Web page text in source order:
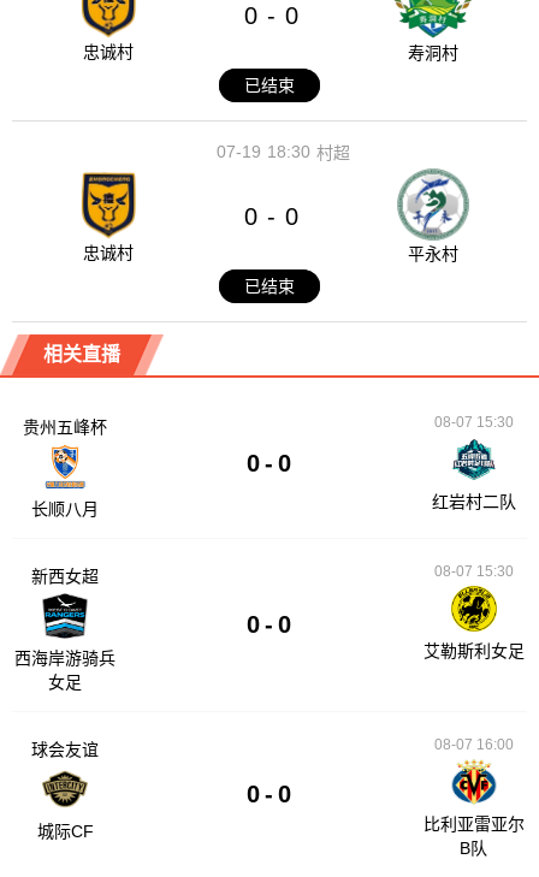
忠诚村
0 - 0
寿洞村
已结束
18:30
07-19 村超
忠诚村
0 - 0
平永村
已结束
相关直播
贵州五峰杯
长顺八月
0 - 0
08-07 15:30
红岩村二队
新西女超
西海岸游骑兵
女足
0 - 0
08-07 15:30
艾勒斯利女足
球会友谊
城际CF
0 - 0
08-07 16:00
比利亚雷亚尔
B队